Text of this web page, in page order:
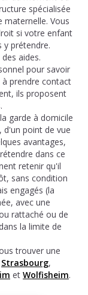
spécialisée
maternelle. Vous
si votre enfant
y prétendre.
aides.
pour savoir
prendre contact
ils proposent
garde à domicile
d'un point de vue
avantages,
dans ce
retenir qu'il
sans condition
engagés (la
avec une
rattaché ou de
la limite de
trouver une
Strasbourg,
et Wolfisheim.